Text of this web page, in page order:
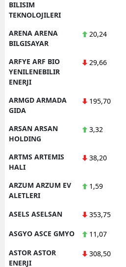
BILISIM
TEKNOLOJILERI
ARENA ARENA
BILGISAYAR
20,24
ARFYE ARF BIO
YENILENEBILIR
ENERJI
29,66
ARMGD ARMADA
GIDA
195,70
ARSAN ARSAN
HOLDING
3,32
ARTMS ARTEMIS
HALI
38,20
ARZUM ARZUM EV
ALETLERI
1,59
ASELS ASELSAN 353,75
ASGYO ASCE GMYO 11,07
ASTOR ASTOR
ENERJI
308,50